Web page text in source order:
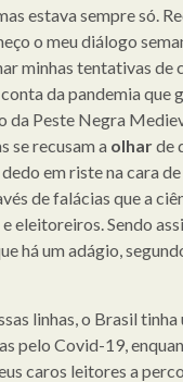
estava sempre só.
o meu diálogo
minhas tentativas de
da pandemia que
Peste Negra
se recusam a olharde
em riste na cara de
de falácias que a
eleitoreiros. Sendo
há um adágio,
linhas, o Brasil
pelo Covid-19,
caros leitores a